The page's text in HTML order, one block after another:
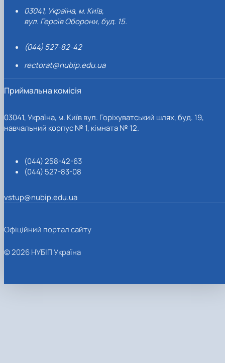
03041, Україна, м. Київ,
вул. Героїв Оборони, буд. 15.
(044) 527-82-42
rectorat@nubip.edu.ua
Приймальна комісія
03041, Україна, м. Київ вул. Горіхуватський шлях, буд. 19,
навчальний корпус № 1, кімната № 12.
(044) 258-42-63
(044) 527-83-08
vstup@nubip.edu.ua
Офіційний портал сайту
© 2026 НУБІП Україна